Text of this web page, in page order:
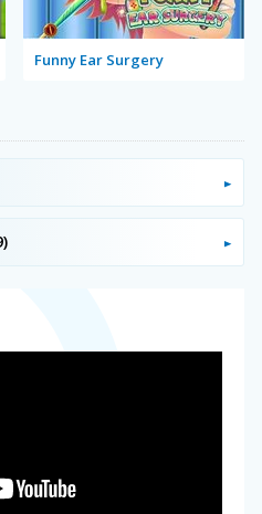
Funny Ear Surgery